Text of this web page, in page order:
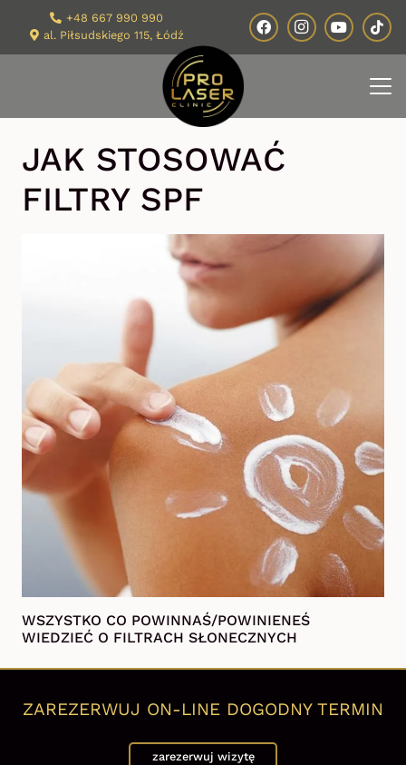
+48 667 990 990
al. Piłsudskiego 115, Łódź
JAK STOSOWAĆ
FILTRY SPF
WSZYSTKO CO POWINNAŚ/POWINIENEŚ
WIEDZIEĆ O FILTRACH SŁONECZNYCH
ZAREZERWUJ ON-LINE DOGODNY TERMIN
zarezerwuj wizytę